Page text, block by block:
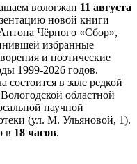
вологжан 11 августа
новой книги
Чёрного «Сбор»,
избранные
и поэтические
1999-2026 годов.
состоится в зале редкой
областной
научной
(ул. М. Ульяновой, 1).
в 18 часов.